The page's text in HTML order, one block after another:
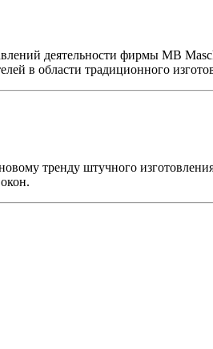
деятельности фирмы MB
в области традиционного
тренду штучного